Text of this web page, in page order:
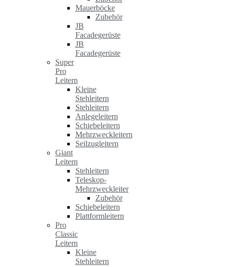
Mauerböcke
Zubehör
JB
Facadegerüste
JB
Facadegerüste
Super
Pro
Leitern
Kleine
Stehleitern
Stehleitern
Anlegeleitern
Schiebeleitern
Mehrzweckleitern
Seilzugleitern
Giant
Leitern
Stehleitern
Teleskop-
Mehrzweckleiter
Zubehör
Schiebeleitern
Plattformleitern
Pro
Classic
Leitern
Kleine
Stehleitern